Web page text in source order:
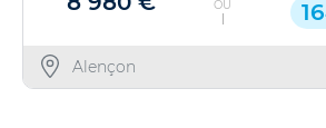
OU
Alençon